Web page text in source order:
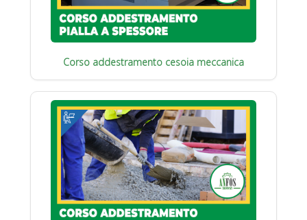
Corso addestramento cesoia meccanica